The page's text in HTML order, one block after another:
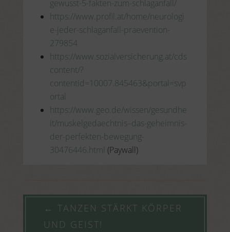
gewusst-5-fakten-zum-schlaganfall/
https://www.profil.at/home/neurologi
e-jeder-schlaganfall-praevention-
279854
https://www.sozialversicherung.at/cds
content/?
contentid=10007.845463&portal=svp
ortal
https://www.geo.de/wissen/gesundhe
it/muskelgedaechtnis–das-geheimnis-
der-perfekten-bewegung-
30476446.html (Paywall)
← TANZEN STÄRKT KÖRPER
UND GEIST!